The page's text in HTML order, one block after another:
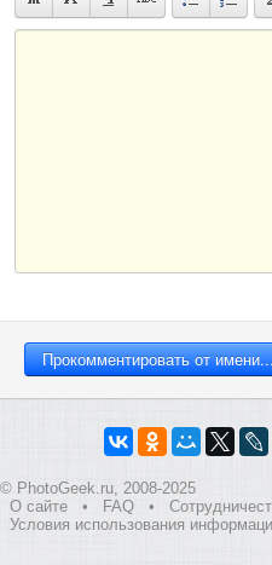
© PhotoGeek.ru, 2008-2025
О сайте
• FAQ •
Условия использования